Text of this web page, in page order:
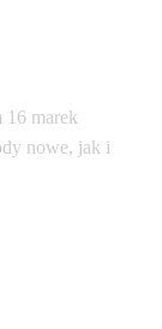
16 marek
nowe, jak i